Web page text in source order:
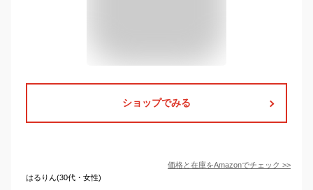
ショップでみる
価格と在庫をAmazonでチェック >>
はるりん(30代・女性)